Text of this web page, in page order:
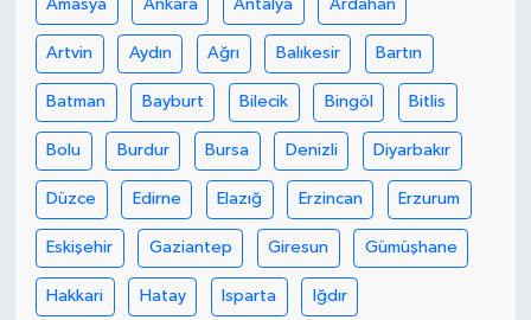
Amasya Ankara Antalya Ardahan
Artvin Aydın Ağrı Balıkesir Bartın
Batman Bayburt Bilecik Bingöl Bitlis
Bolu Burdur Bursa Denizli Diyarbakır
Düzce Edirne Elazığ Erzincan Erzurum
Eskişehir Gaziantep Giresun Gümüşhane
Hakkari Hatay Isparta Iğdır